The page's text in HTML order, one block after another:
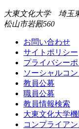
大東文化大学 埼玉
松山市岩殿560
お問い合わせ
サイトポリシー
プライバシー
ソーシャルコ
教員公募
職員公募
教員情報検索
大東文化大学
コンプライア